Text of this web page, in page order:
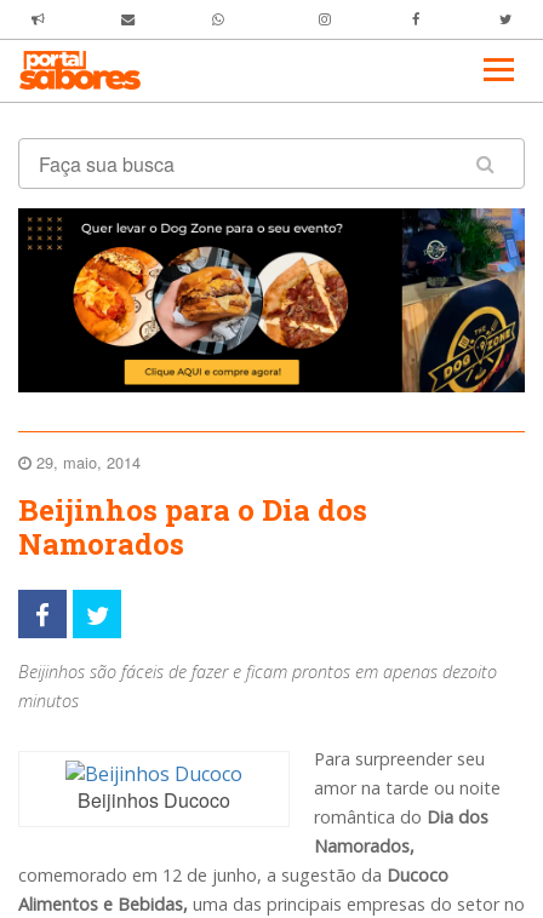
29, maio, 2014
Beijinhos para o Dia dos
Namorados
Beijinhos são fáceis de fazer e ficam prontos em apenas dezoito
minutos
Beijinhos Ducoco
Para surpreender seu
amor na tarde ou noite
romântica do Dia dos
Namorados,
comemorado em 12 de junho, a sugestão da Ducoco
Alimentos e Bebidas, uma das principais empresas do setor no